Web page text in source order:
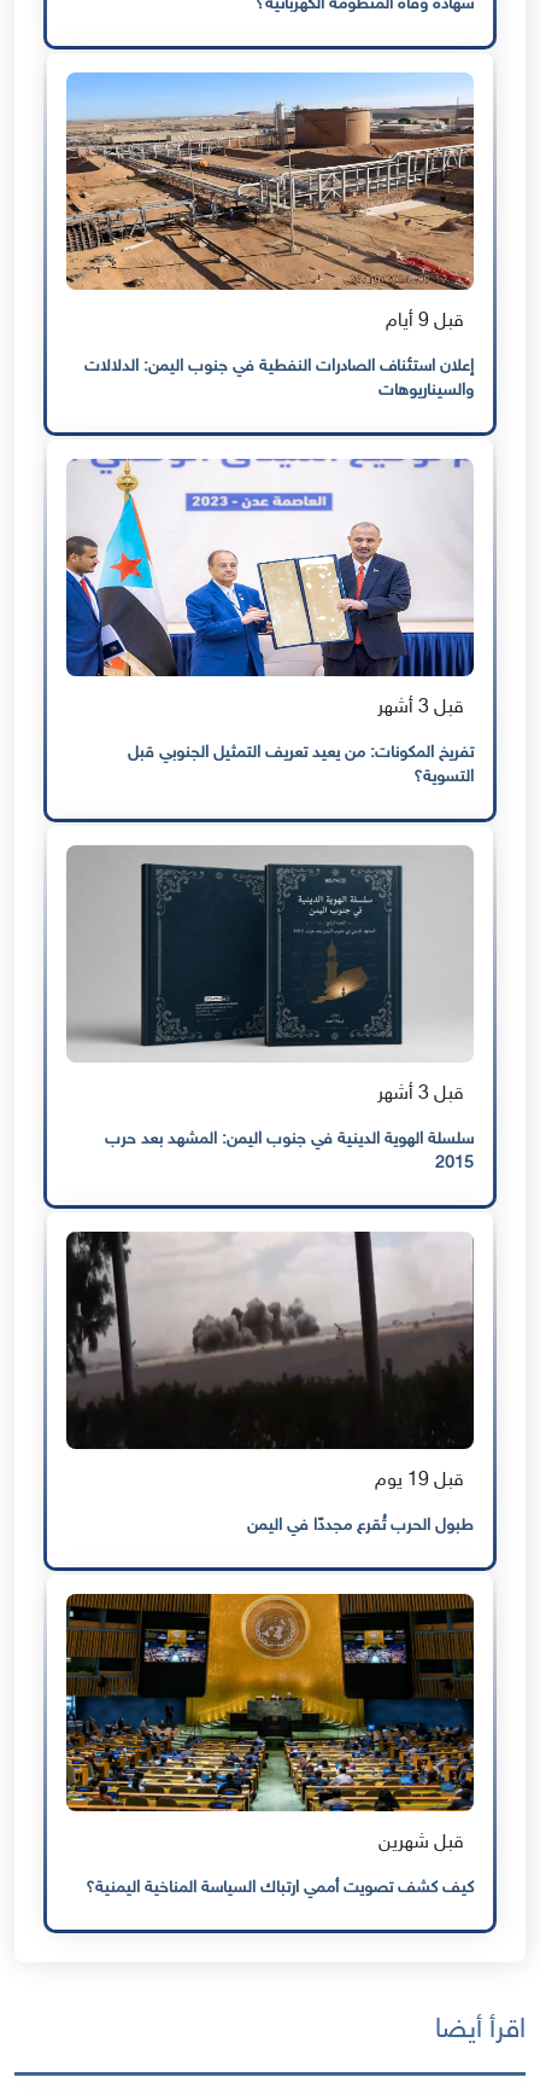
شهادة وفاة المنظومة الكهربائية؟
قبل 9 أيام
إعلان استئناف الصادرات النفطية في جنوب اليمن: الدلالات
والسيناريوهات
قبل 3 أشهر
تفريخ المكونات: من يعيد تعريف التمثيل الجنوبي قبل
التسوية؟
قبل 3 أشهر
سلسلة الهوية الدينية في جنوب اليمن: المشهد بعد حرب
2015
قبل 19 يوم
طبول الحرب تُقرع مجددًا في اليمن
قبل شهرين
كيف كشف تصويت أممي ارتباك السياسة المناخية اليمنية؟
اقرأ أيضا